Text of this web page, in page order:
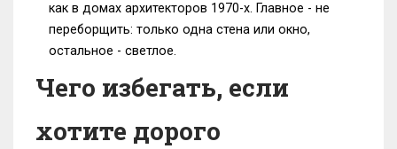
как в домах архитекторов 1970-х. Главное - не
переборщить: только одна стена или окно,
остальное - светлое.
Чего избегать, если
хотите дорого